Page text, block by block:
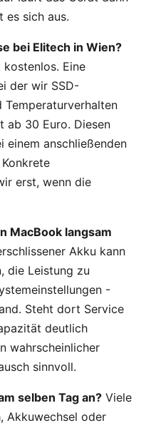
es sich aus.
bei Elitech in Wien?
Eine
der wir SSD-
Temperaturverhalten
ab 30 Euro. Diesen
einem anschließenden
erst, wenn die
MacBook langsam
Akku kann
die Leistung zu
-
Steht dort Service
deutlich
wahrscheinlicher
sinnvoll.
selben Tag an? Viele
Akkuwechsel oder